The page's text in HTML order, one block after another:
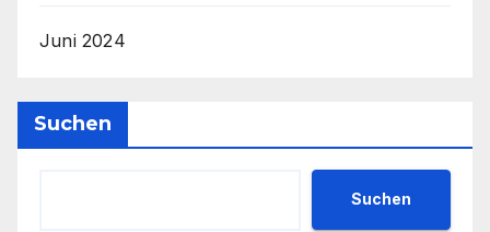
Juni 2024
Suchen
Suchen